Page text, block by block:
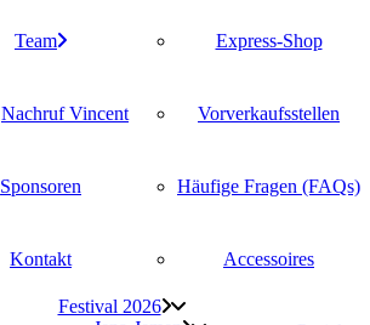
Express-Shop
Vor­ver­kaufs­stel­len
Häu­fi­ge Fra­gen (FAQs)
Acces­soires
Team
Nach­ruf Vincent
Spon­so­ren
Kon­takt
Fes­ti­val 2026